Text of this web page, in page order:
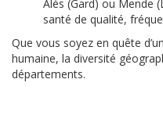
Alès (Gard) ou Mende
santé de qualité,
Que vous soyez en quête
humaine, la diversité
départements.